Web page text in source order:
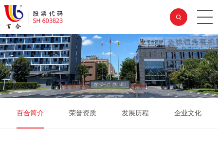
百合简介 荣誉资质 发展历程 企业文化